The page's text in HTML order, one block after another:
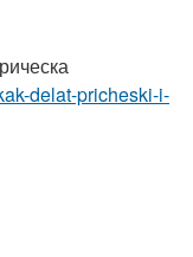
delat-pricheski-i-